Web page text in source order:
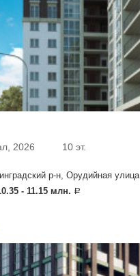
2026 10 эт.
р-н, Орудийная улица
- 11.15 млн. a